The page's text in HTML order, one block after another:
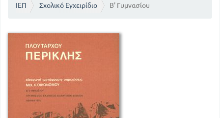
ΙΕΠ Σχολικό Εγχειρίδιο Β' Γυμνασίου